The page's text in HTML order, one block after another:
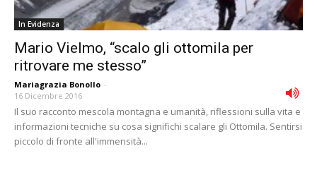
In Evidenza
Mario Vielmo, “scalo gli ottomila per
ritrovare me stesso”
Mariagrazia Bonollo -
16 Dicembre 2016
Il suo racconto mescola montagna e umanità, riflessioni sulla vita e
informazioni tecniche su cosa significhi scalare gli Ottomila. Sentirsi
piccolo di fronte all'immensità...